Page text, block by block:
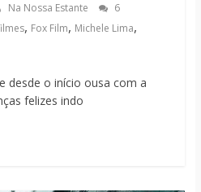
Na Nossa Estante
6
, Fox Film, Michele Lima,
desde o início ousa com a
felizes indo